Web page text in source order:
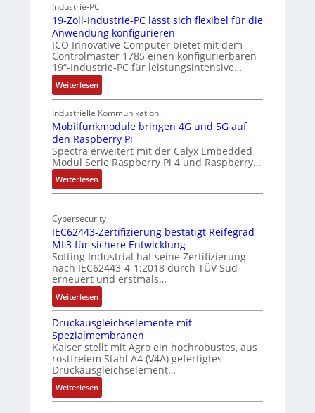
t
e
k
t
s
i
c
a
-
A
I
a
n
e
d
g
e
Industrie-PC
19-Zoll-Industrie-PC lässt sich flexibel für die
Anwendung konfigurieren
ICO Innovative Computer bietet mit dem
Controlmaster 1785 einen konfigurierbaren
19“-Industrie-PC für leistungsintensive…
Weiterlesen:
1
9
-
Z
o
l
l
-
n
d
u
s
t
r
i
e
-
P
C
l
ä
s
s
Industrielle Kommunikation
Mobilfunkmodule bringen 4G und 5G auf
den Raspberry Pi
Spectra erweitert mit der Calyx Embedded
Modul Serie Raspberry Pi 4 und Raspberry…
Weiterlesen:
M
b
i
l
f
u
n
k
m
o
d
u
l
e
b
r
Cybersecurity
IEC62443-Zertifizierung bestätigt Reifegrad
ML3 für sichere Entwicklung
Softing Industrial hat seine Zertifizierung
nach IEC62443-4-1:2018 durch TÜV Süd
erneuert und erstmals…
Weiterlesen:
I
E
C
6
2
4
4
3
Druckausgleichselemente mit
Spezialmembranen
Kaiser stellt mit Agro ein hochrobustes, aus
rostfreiem Stahl A4 (V4A) gefertigtes
Druckausgleichselement…
Weiterlesen:
D